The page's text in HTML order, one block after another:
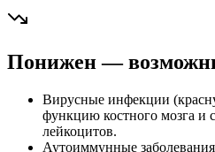
Понижен —
Вирусные инфекции
функцию костного мозга и
лейкоцитов.
Аутоиммунные